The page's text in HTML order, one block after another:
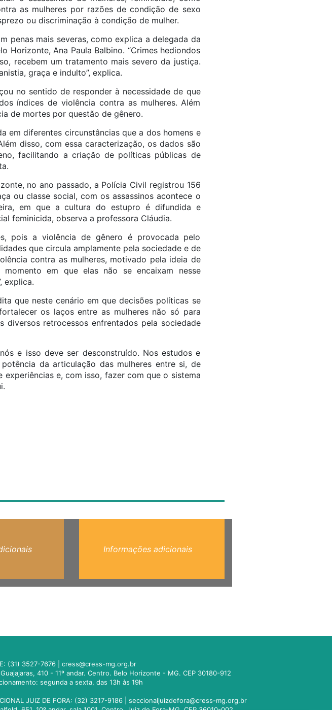
as mulheres por razões de condição de sexo
ou discriminação à condição de mulher.
penas mais severas, como explica a delegada da
Horizonte, Ana Paula Balbino. “Crimes hediondos
recebem um tratamento mais severo da justiça.
graça e indulto”, explica.
no sentido de responder à necessidade de que
índices de violência contra as mulheres. Além
de mortes por questão de gênero.
em diferentes circunstâncias que a dos homens e
disso, com essa caracterização, os dados são
facilitando a criação de políticas públicas de
no ano passado, a Polícia Civil registrou 156
ou classe social, com os assassinos acontece o
em que a cultura do estupro é difundida e
feminicida, observa a professora Cláudia.
pois a violência de gênero é provocada pelo
que circula amplamente pela sociedade e de
contra as mulheres, motivado pela ideia de
em que elas não se encaixam nesse
explica.
que neste cenário em que decisões políticas se
os laços entre as mulheres não só para
retrocessos enfrentados pela sociedade
e isso deve ser desconstruído. Nos estudos e
da articulação das mulheres entre si, de
e, com isso, fazer com que o sistema
Informações adicionais
(31) 3527-7676 |cress@cress-mg.org.br
Guajajaras, 410 - 11º andar. Centro. Belo Horizonte - MG. CEP 30180-912
segunda a sexta, das 13h às 19h
JUIZ DE FORA: (32) 3217-9186 |seccionaljuizdefora@cress-mg.org.br